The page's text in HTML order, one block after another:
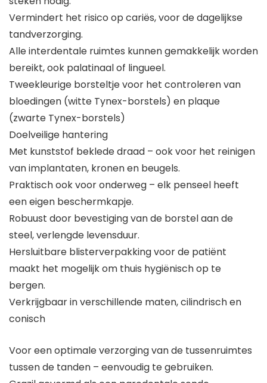
Vermindert het risico op cariës, voor de dagelijkse
tandverzorging.
Alle interdentale ruimtes kunnen gemakkelijk worden
bereikt, ook palatinaal of lingueel.
Tweekleurige borsteltje voor het controleren van
bloedingen (witte Tynex-borstels) en plaque
(zwarte Tynex-borstels)
Doelveilige hantering
Met kunststof beklede draad – ook voor het reinigen
van implantaten, kronen en beugels.
Praktisch ook voor onderweg – elk penseel heeft
een eigen beschermkapje.
Robuust door bevestiging van de borstel aan de
steel, verlengde levensduur.
Hersluitbare blisterverpakking voor de patiënt
maakt het mogelijk om thuis hygiënisch op te
bergen.
Verkrijgbaar in verschillende maten, cilindrisch en
conisch
Voor een optimale verzorging van de tussenruimtes
tussen de tanden – eenvoudig te gebruiken.